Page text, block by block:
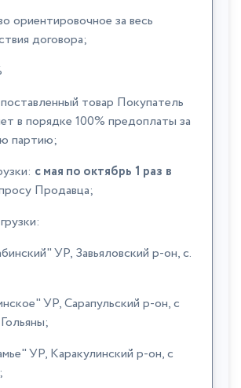
ориентировочное за весь
договора;
поставленный товар Покупатель
в порядке 100% предоплаты за
партию;
с мая по октябрь 1 раз в
Продавца;
УР, Завьяловский р-он, с.
УР, Сарапульский р-он, с
УР, Каракулинский р-он, с